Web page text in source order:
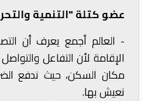
عضو كتلة "التنمية
- العالم أجمع يعرف أن
الإقامة لأن التفاعل
مكان السكن، حيث ندفع
نعيش بها.